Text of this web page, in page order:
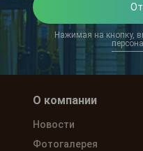
Нажимая на кнопку,
О компании
Новости
Фотогалерея